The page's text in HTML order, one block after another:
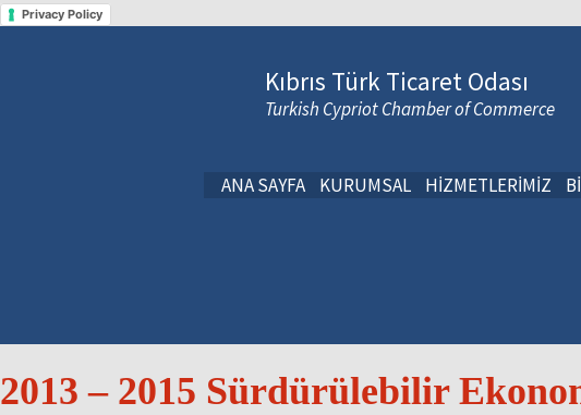
Privacy Policy
Kıbrıs Türk Ticaret Odası
Turkish Cypriot Chamber of Commerce
ANA SAYFA KURUMSAL HİZMETLERİMİZ
2013 – 2015 Sürdürülebilir